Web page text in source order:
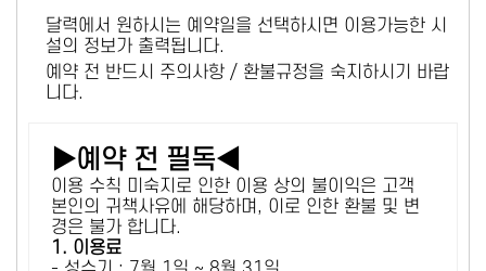
달력에서 원하시는 예약일을 선택하시면 이용가능한 시
설의 정보가 출력됩니다.
예약 전 반드시 주의사항 / 환불규정을 숙지하시기 바랍
니다.
▶예약 전 필독◀
이용 수칙 미숙지로 인한 이용 상의 불이익은 고객
본인의 귀책사유에 해당하며, 이로 인한 환불 및 변
경은 불가 합니다.
1. 이용료